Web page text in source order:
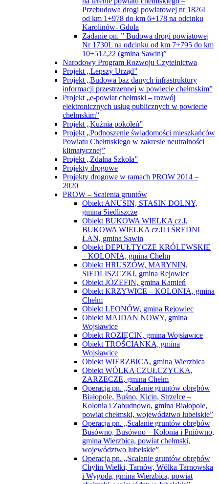
Przebudowa drogi powiatowej nr 1826L
od km 1+978 do km 6+178 na odcinku
Karolinów- Gdola
Zadanie pn. ” Budowa drogi powiatowej
Nr 1730L na odcinku od km 7+795 do km
10+512,22 (gmina Sawin)”
Narodowy Program Rozwoju Czytelnictwa
Projekt ,,Lepszy Urząd”
Projekt „Budowa baz danych infrastruktury
informacji przestrzennej w powiecie chełmskim”
Projekt „e-powiat chełmski – rozwój
elektronicznych usług publicznych w powiecie
chełmskim”
Projekt „Kuźnia pokoleń”
Projekt „Podnoszenie świadomości mieszkańców
Powiatu Chełmskiego w zakresie neutralności
klimatycznej”
Projekt „Zdalna Szkoła”
Projekty drogowe
Projekty drogowe w ramach PROW 2014 –
2020
PROW – Scalenia gruntów
Obiekt ANUSIN, STASIN DOLNY,
gmina Siedliszcze
Obiekt BUKOWA WIELKA cz.I,
BUKOWA WIELKA cz.II i ŚREDNI
ŁAN, gmina Sawin
Obiekt DEPUŁTYCZE KRÓLEWSKIE
– KOLONIA, gmina Chełm
Obiekt HRUSZÓW, MARYNIN,
SIEDLISZCZKI, gmina Rejowiec
Obiekt JÓZEFIN, gmina Kamień
Obiekt KRZYWICE – KOLONIA, gmina
Chełm
Obiekt LEONÓW, gmina Rejowiec
Obiekt MAJDAN NOWY, gmina
Wojsławice
Obiekt ROZIĘCIN, gmina Wojsławice
Obiekt TROŚCIANKA, gmina
Wojsławice
Obiekt WIERZBICA, gmina Wierzbica
Obiekt WÓLKA CZUŁCZYCKA,
ZARZECZE, gmina Chełm
Operacja pn. „Scalanie gruntów obrębów
Białopole, Buśno, Kicin, Strzelce –
Kolonia i Zabudnowo, gmina Białopole,
powiat chełmski, województwo lubelskie”
Operacja pn. „Scalanie gruntów obrębów
Busówno, Busówno – Kolonia i Pniówno,
gmina Wierzbica, powiat chełmski,
województwo lubelskie”
Operacja pn. „Scalanie gruntów obrębów
Chylin Wielki, Tarnów, Wólka Tarnowska
i Wygoda, gmina Wierzbica, powiat